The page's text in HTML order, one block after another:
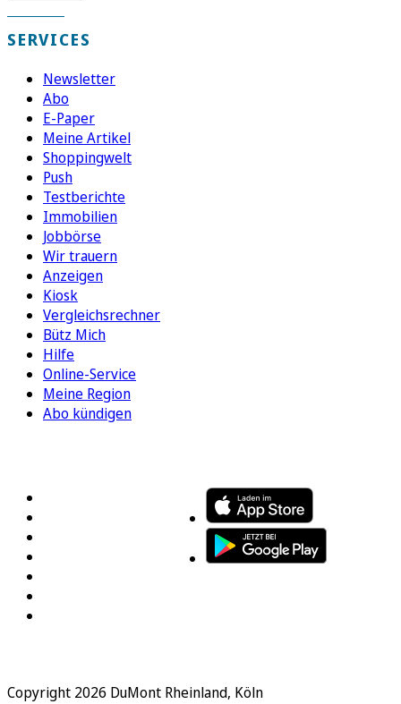
SERVICES
Newsletter
Abo
E-Paper
Meine Artikel
Shoppingwelt
Push
Testberichte
Immobilien
Jobbörse
Wir trauern
Anzeigen
Kiosk
Vergleichsrechner
Bütz Mich
Hilfe
Online-Service
Meine Region
Abo kündigen
Copyright 2026 DuMont Rheinland, Köln